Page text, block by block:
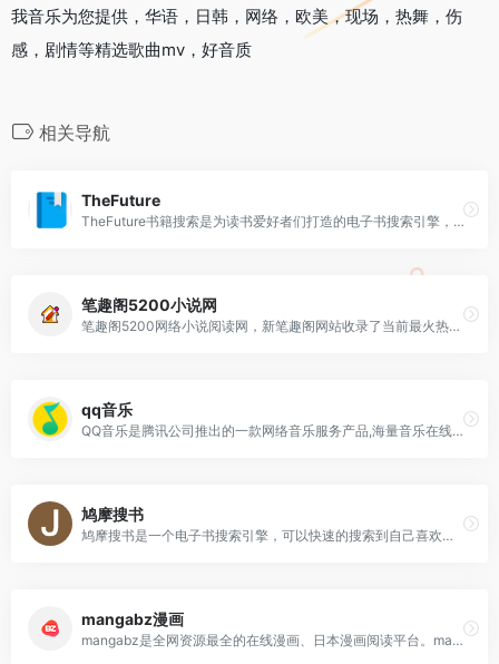
我音乐为您提供，华语，日韩，网络，欧美，现场，热舞，伤
感，剧情等精选歌曲mv，好音质
相关导航
TheFuture
TheFuture书籍搜索是为读书爱好者们打造的电子书搜索引擎，只需输入书名即可快速找到想看的书籍，让获取书籍变得简单快捷！聚合大量搜索站,提供了蓝奏网盘等资源索引
笔趣阁5200小说网
笔趣阁5200网络小说阅读网，新笔趣阁网站收录了当前最火热的网络小说，笔趣阁5200免费提供高质量的小说最新章节，笔趣阁5200小说网收集的网络文学小说情节跌宕起伏
qq音乐
QQ音乐是腾讯公司推出的一款网络音乐服务产品,海量音乐在线试听、新歌热歌在线首发、歌词翻译、手机铃声下载、高品质无损音乐试听、海量无损曲库、正版音乐下载、空间背景
鸠摩搜书
鸠摩搜书是一个电子书搜索引擎，可以快速的搜索到自己喜欢的书籍，小说的搜索网站。可以通过搜索小说的风格类型，名字和作者，呈现出免费小说搜索结果。鸠摩搜书如何使用
mangabz漫画
mangabz是全网资源最全的在线漫画、日本漫画阅读平台。mangabz漫画官网拥有时下最热门的日漫作品：鬼灭之刃、一拳超人220、海贼王1068等。无需登录